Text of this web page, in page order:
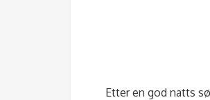
Etter en god natts